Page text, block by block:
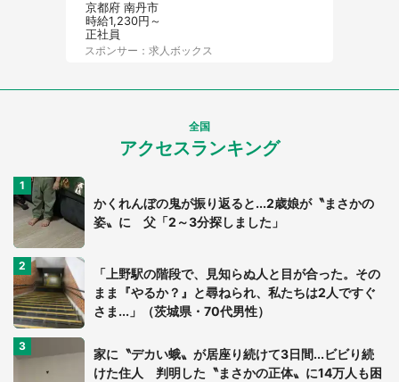
京都府 南丹市
時給1,230円～
正社員
スポンサー：求人ボックス
全国
アクセスランキング
かくれんぼの鬼が振り返ると...2歳娘が〝まさかの
姿〟に 父「2～3分探しました」
「上野駅の階段で、見知らぬ人と目が合った。その
まま『やるか？』と尋ねられ、私たちは2人ですぐ
さま...」（茨城県・70代男性）
家に〝デカい蛾〟が居座り続けて3日間...ビビり続
けた住人 判明した〝まさかの正体〟に14万人も困